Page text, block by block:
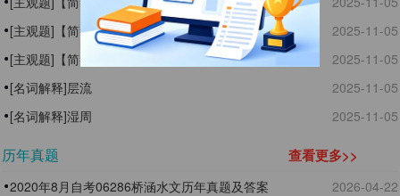
三个统计参数的含义及对频率曲线的影响。
[主观题]【简答题】简述明渠均匀流发生的条件。
2025-11-05
[主观题]【简答题】简述紊流的四个特征。
2025-11-05
[名词解释]层流
2025-11-05
[名词解释]湿周
2025-11-05
历年真题 查看更多>>
2020年8月自考06286桥涵水文历年真题及答案
2026-04-22